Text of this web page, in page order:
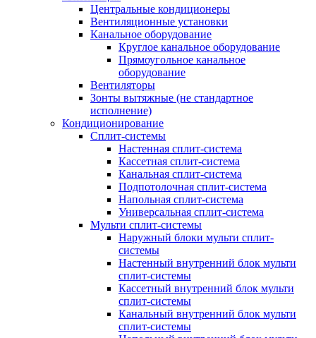
Центральные кондиционеры
Вентиляционные установки
Канальное оборудование
Круглое канальное оборудование
Прямоугольное канальное
оборудование
Вентиляторы
Зонты вытяжные (не стандартное
исполнение)
Кондиционирование
Сплит-системы
Настенная сплит-система
Кассетная сплит-система
Канальная сплит-система
Подпотолочная сплит-система
Напольная сплит-система
Универсальная сплит-система
Мульти сплит-системы
Наружный блоки мульти сплит-
системы
Настенный внутренний блок мульти
сплит-системы
Кассетный внутренний блок мульти
сплит-системы
Канальный внутренний блок мульти
сплит-системы